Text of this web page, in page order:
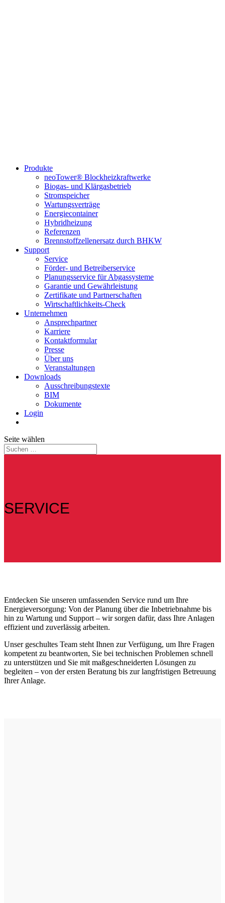
Produkte
neoTower® Blockheizkraftwerke
Biogas- und Klärgasbetrieb
Stromspeicher
Wartungsverträge
Energiecontainer
Hybridheizung
Referenzen
Brennstoffzellenersatz durch BHKW
Support
Service
Förder- und Betreiberservice
Planungsservice für Abgassysteme
Garantie und Gewährleistung
Zertifikate und Partnerschaften
Wirtschaftlichkeits-Check
Unternehmen
Ansprechpartner
Karriere
Kontaktformular
Presse
Über uns
Veranstaltungen
Downloads
Ausschreibungstexte
BIM
Dokumente
Login
Seite wählen
SERVICE
Entdecken Sie unseren umfassenden Service rund um Ihre
Energieversorgung: Von der Planung über die Inbetriebnahme bis
hin zu Wartung und Support – wir sorgen dafür, dass Ihre Anlagen
effizient und zuverlässig arbeiten.
Unser geschultes Team steht Ihnen zur Verfügung, um Ihre Fragen
kompetent zu beantworten, Sie bei technischen Problemen schnell
zu unterstützen und Sie mit maßgeschneiderten Lösungen zu
begleiten – von der ersten Beratung bis zur langfristigen Betreuung
Ihrer Anlage.